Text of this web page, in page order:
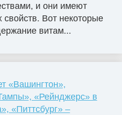
и они имеют
свойств. Вот некоторые
витам...
«Вашингтон»,
«Рейнджерс» в
«Питтсбург» –